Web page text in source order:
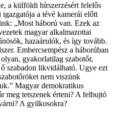
a külföldi hírszerzésért felelős
a tévé kamerái előtt
„Most háború van. Ezek az
magyar alkalmazottai
hazaárulók, és így tovább.
Embercsempész a háborúban
gyakorlatilag szabotőr,
szabadon likvidálható. Ugye ezt
nem viszünk
Magyar demokratikus
meg tetszenek érteni? A felbujtó
A gyilkosokra?